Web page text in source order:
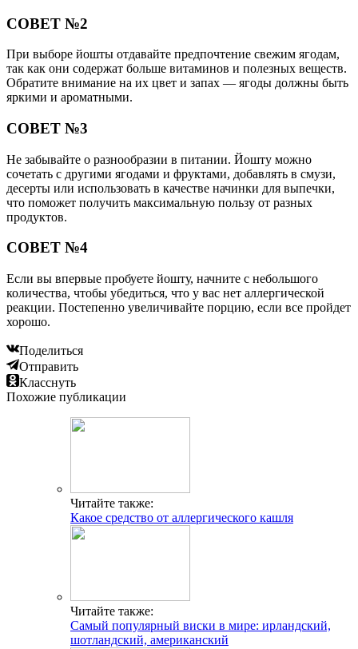
СОВЕТ №2
При выборе йошты отдавайте предпочтение свежим ягодам,
так как они содержат больше витаминов и полезных веществ.
Обратите внимание на их цвет и запах — ягоды должны быть
яркими и ароматными.
СОВЕТ №3
Не забывайте о разнообразии в питании. Йошту можно
сочетать с другими ягодами и фруктами, добавлять в смузи,
десерты или использовать в качестве начинки для выпечки,
что поможет получить максимальную пользу от разных
продуктов.
СОВЕТ №4
Если вы впервые пробуете йошту, начните с небольшого
количества, чтобы убедиться, что у вас нет аллергической
реакции. Постепенно увеличивайте порцию, если все пройдет
хорошо.
Поделиться
Отправить
Класснуть
Похожие публикации
Читайте также:
Какое средство от аллергического кашля
Читайте также:
Самый популярный виски в мире: ирландский,
шотландский, американский